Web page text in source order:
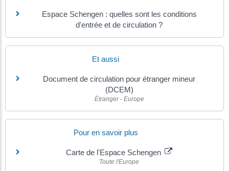
Espace Schengen : quelles sont les conditions
d'entrée et de circulation ?
Et aussi
Document de circulation pour étranger mineur
(DCEM)
Étranger - Europe
Pour en savoir plus
Carte de l'Espace Schengen
Toute l'Europe